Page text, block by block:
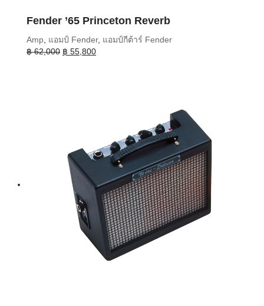
Fender ’65 Princeton Reverb
Amp แอมป์ Fender, แอมป์กีต้าร์ Fender
฿62,000 Original
฿ 55,800Current